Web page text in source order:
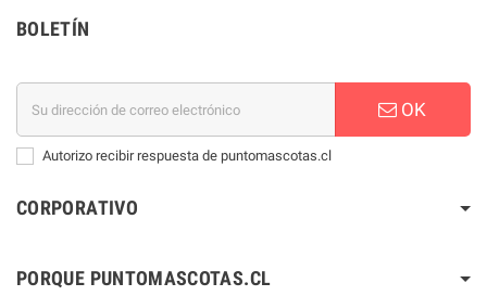
BOLETÍN
OK
Autorizo recibir respuesta de puntomascotas.cl
CORPORATIVO
PORQUE PUNTOMASCOTAS.CL